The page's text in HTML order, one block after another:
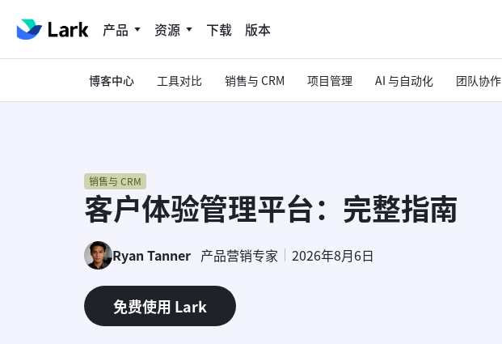
产品 资源 下载 版本
博客中心 工具对比 销售与 CRM 项目管理 AI 与自动化 团队协作
销售与 CRM
客户体验管理平台：完整指南
Ryan Tanner 产品营销专家 2026年8月6日
免费使用 Lark